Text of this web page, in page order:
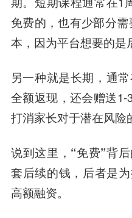
免费的，也有少部分
本，因为平台想要的是
另一种就是长期，通
全额返现，还会赠送1-
打消家长对于潜在风险
说到这里，“免费”背
套后续的钱，后者是
高额融资。